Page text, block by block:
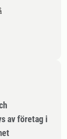
av företag i